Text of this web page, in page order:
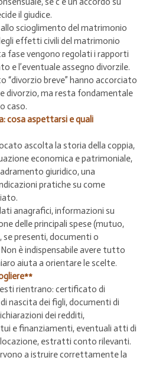
il giudice.
allo scioglimento del matrimonio
effetti civili del matrimonio
fase vengono regolati i rapporti
e l’eventuale assegno divorzile.
“divorzio breve” hanno accorciato
divorzio, ma resta fondamentale
caso.
cosa aspettarsi e quali
ascolta la storia della coppia,
economica e patrimoniale,
giuridico, una
pratiche su come
anagrafici, informazioni su
delle principali spese (mutuo,
presenti, documenti o
è indispensabile avere tutto
aiuta a orientare le scelte.
rientrano: certificato di
nascita dei figli, documenti di
dei redditi,
e finanziamenti, eventuali atti di
estratti conto rilevanti.
a istruire correttamente la